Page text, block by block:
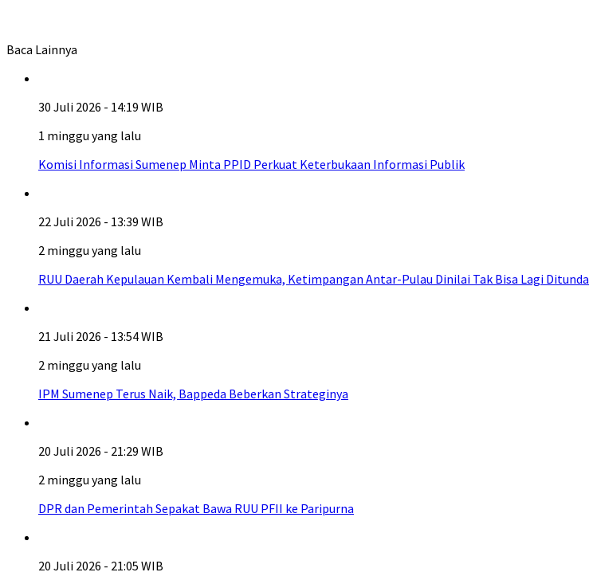
Baca Lainnya
30 Juli 2026 - 14:19 WIB
1 minggu yang lalu
Komisi Informasi Sumenep Minta PPID Perkuat Keterbukaan Informasi Publik
22 Juli 2026 - 13:39 WIB
2 minggu yang lalu
RUU Daerah Kepulauan Kembali Mengemuka, Ketimpangan Antar-Pulau Dinilai Tak Bisa Lagi Ditunda
21 Juli 2026 - 13:54 WIB
2 minggu yang lalu
IPM Sumenep Terus Naik, Bappeda Beberkan Strateginya
20 Juli 2026 - 21:29 WIB
2 minggu yang lalu
DPR dan Pemerintah Sepakat Bawa RUU PFII ke Paripurna
20 Juli 2026 - 21:05 WIB